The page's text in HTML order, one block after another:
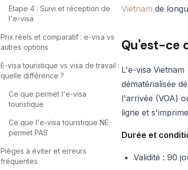
Étape 4 : Suivi et réception de
l'e-visa
Prix réels et comparatif : e-visa vs
autres options
E-visa touristique vs visa de travail :
quelle différence ?
Ce que permet l'e-visa
touristique
Ce que l'e-visa touristique NE
permet PAS
Pièges à éviter et erreurs
fréquentes
Vietnam de
Qu'est-ce
L'e-visa
dématérialisée
l'arrivée (VOA)
ligne et
Durée et
Validité : 90